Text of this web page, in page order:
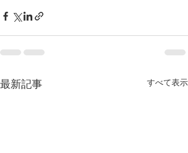
最新記事 すべて表示